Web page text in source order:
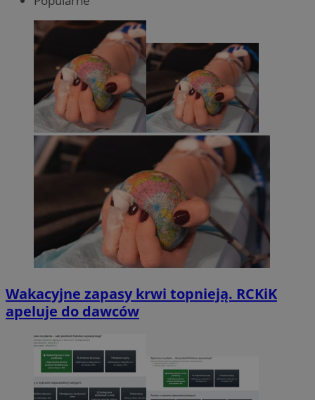
Wakacyjne zapasy krwi topnieją. RCKiK
apeluje do dawców